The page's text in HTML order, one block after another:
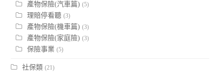
產物保險(汽車篇) (5)
理賠停看聽 (3)
產物保險(機車篇) (3)
產物保險(家庭險) (3)
保險事業 (5)
社保類 (21)